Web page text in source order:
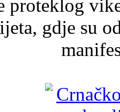
proteklog
gdje su